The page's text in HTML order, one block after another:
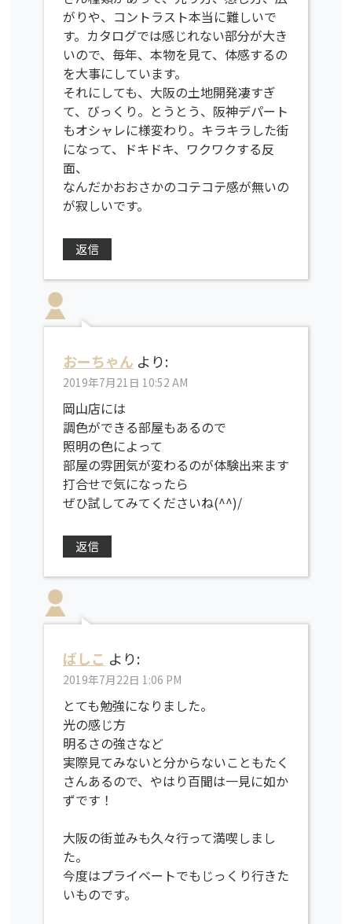
がりや、コントラスト本当に難しいで
す。カタログでは感じれない部分が大き
いので、毎年、本物を見て、体感するの
を大事にしています。
それにしても、大阪の土地開発凄すぎ
て、びっくり。とうとう、阪神デパート
もオシャレに様変わり。キラキラした街
になって、ドキドキ、ワクワクする反
面、
なんだかおおさかのコテコテ感が無いの
が寂しいです。
返信
おーちゃん より:
2019年7月21日 10:52 AM
岡山店には
調色ができる部屋もあるので
照明の色によって
部屋の雰囲気が変わるのが体験出来ます
打合せで気になったら
ぜひ試してみてくださいね(^^)/
返信
ばしこ より:
2019年7月22日 1:06 PM
とても勉強になりました。
光の感じ方
明るさの強さなど
実際見てみないと分からないこともたく
さんあるので、やはり百聞は一見に如か
ずです！
大阪の街並みも久々行って満喫しまし
た。
今度はプライベートでもじっくり行きた
いものです。